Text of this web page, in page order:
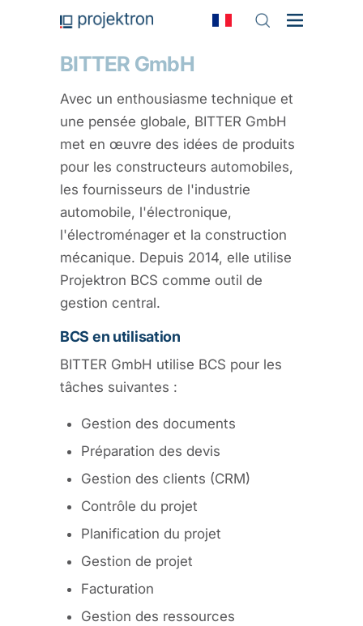
BITTER GmbH
Avec un enthousiasme technique et
une pensée globale, BITTER GmbH
met en œuvre des idées de produits
pour les constructeurs automobiles,
les fournisseurs de l'industrie
automobile, l'électronique,
l'électroménager et la construction
mécanique. Depuis 2014, elle utilise
Projektron BCS comme outil de
gestion central.
BCS en utilisation
BITTER GmbH utilise BCS pour les
tâches suivantes :
Gestion des documents
Préparation des devis
Gestion des clients (CRM)
Contrôle du projet
Planification du projet
Gestion de projet
Facturation
Gestion des ressources